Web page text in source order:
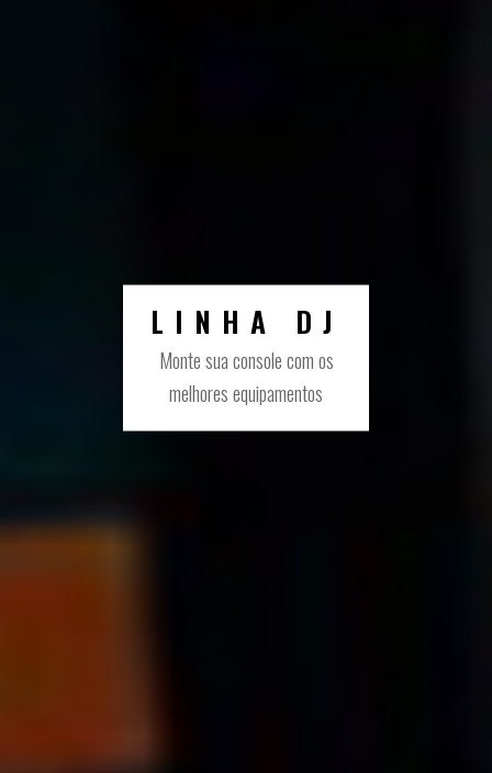
PRODUCER
Tudo o que você precisa para
seu home studio